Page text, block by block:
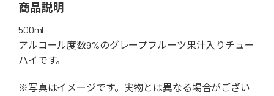
商品説明
500ml
アルコール度数9%のグレープフルーツ果汁入りチュー
ハイです。
※写真はイメージです。実物とは異なる場合がござい